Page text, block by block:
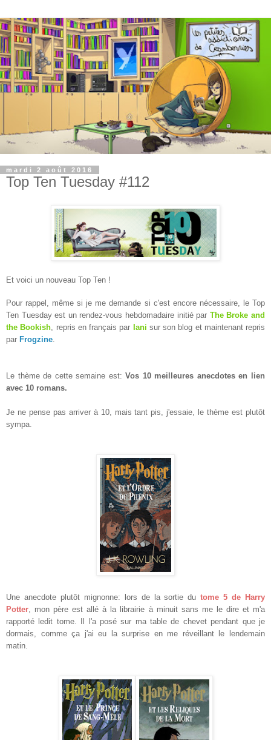
mardi 2 août 2016
Top Ten Tuesday #112
Et voici un nouveau Top Ten !
Pour rappel, même si je me demande si c'est encore nécessaire, le Top
Ten Tuesday est un rendez-vous hebdomadaire initié par The Broke and
the Bookish , repris en français par Iani sur son blog et maintenant repris
par Frogzine
Le thème de cette semaine est:Vos 10 meilleures anecdotes en lien
avec 10 romans.
Je ne pense pas arriver à 10, mais tant pis, j'essaie, le thème est plutôt
sympa.
Une anecdote plutôt mignonne: lors de la sortie du tome 5 de Harry
Potter , mon père est allé à la librairie à minuit sans me le dire et m'a
rapporté ledit tome. Il l'a posé sur ma table de chevet pendant que je
dormais, comme ça j'ai eu la surprise en me réveillant le lendemain
matin.